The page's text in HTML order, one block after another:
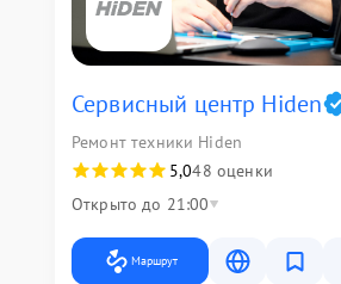
Сервисный центр Hiden
Ремонт техники Hiden
5,048 оценки
Открыто до 21:00
Маршрут